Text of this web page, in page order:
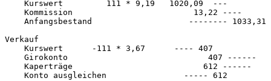
    Kurswert         111 * 9,19   1020,09  ---
    Kommission                         13,22 ----
    Anfangsbestand                    -------- 1033,31
Verkauf
    Kurswert      -111 * 3,67      ---- 407
    Girokonto                             407 ------
    Kaperträge                           612 ------
    Konto ausgleichen                ----- 612